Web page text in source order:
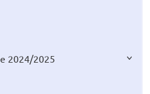
2024/2025